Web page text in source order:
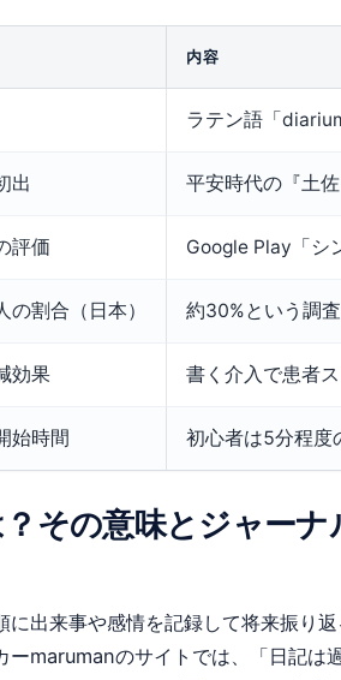
内容
ラテン語「
出 平安時代の『土
評価 Google Play「シ
の割合（日本） 約30%という調
効果 書く介入で患者
始時間 初心者は5分程度
その意味とジャー
に出来事や感情を記録して将来振り
ーmarumanのサイトでは、「日記は